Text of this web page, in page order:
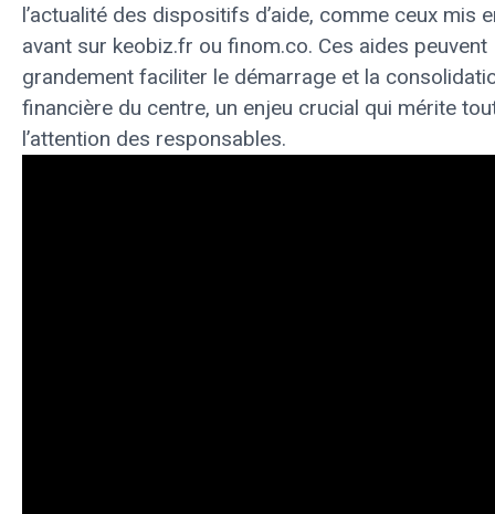
l’actualité des dispositifs d’aide, comme ceux mis
avant sur keobiz.fr ou finom.co. Ces aides peuvent
grandement faciliter le démarrage et la
financière du centre, un enjeu crucial qui mérite
l’attention des responsables.